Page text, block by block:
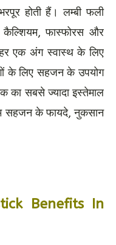
होती हैं। लम्बी फली
कैल्शियम, फास्फोरस और
एक अंग स्वास्थ के लिए
के लिए सहजन के उपयोग
सबसे ज्यादा इस्तेमाल
सहजन के फायदे, नुकसान
Benefits In